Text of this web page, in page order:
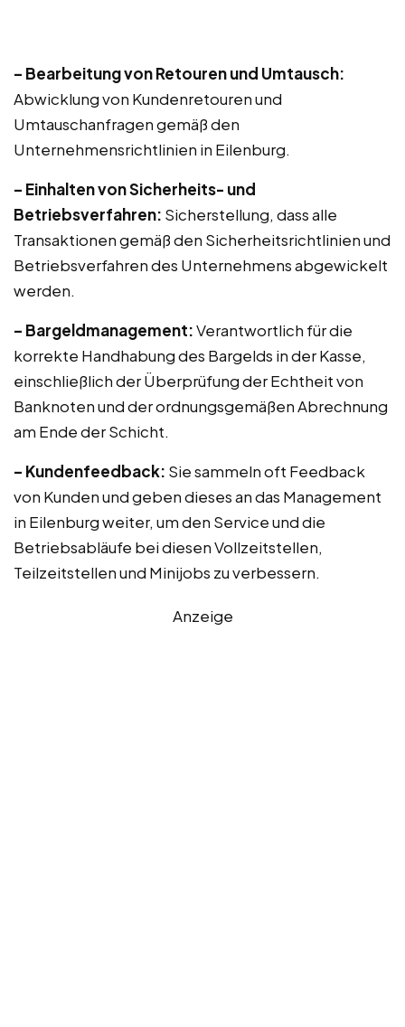
– Bearbeitung von Retouren und Umtausch:
Abwicklung von Kundenretouren und
Umtauschanfragen gemäß den
Unternehmensrichtlinien in Eilenburg.
– Einhalten von Sicherheits- und
Betriebsverfahren: Sicherstellung, dass alle
Transaktionen gemäß den Sicherheitsrichtlinien und
Betriebsverfahren des Unternehmens abgewickelt
werden.
– Bargeldmanagement:Verantwortlich für die
korrekte Handhabung des Bargelds in der Kasse,
einschließlich der Überprüfung der Echtheit von
Banknoten und der ordnungsgemäßen Abrechnung
am Ende der Schicht.
– Kundenfeedback: Sie sammeln oft Feedback
von Kunden und geben dieses an das Management
in Eilenburg weiter, um den Service und die
Betriebsabläufe bei diesen Vollzeitstellen,
Teilzeitstellen und Minijobs zu verbessern.
Anzeige